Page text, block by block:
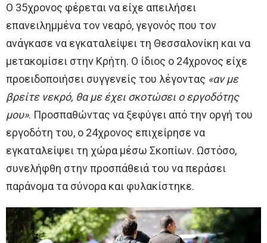
Ο 35χρονος φέρεται να είχε απειλήσει
επανειλημμένα τον νεαρό, γεγονός που τον
ανάγκασε να εγκαταλείψει τη Θεσσαλονίκη και να
μετακομίσει στην Κρήτη. Ο ίδιος ο 24χρονος είχε
προειδοποιήσει συγγενείς του λέγοντας «αν με
βρείτε νεκρό, θα με έχει σκοτώσει ο εργοδότης
μου». Προσπαθώντας να ξεφύγει από την οργή του
εργοδότη του, ο 24χρονος επιχείρησε να
εγκαταλείψει τη χώρα μέσω Σκοπίων. Ωστόσο,
συνελήφθη στην προσπάθειά του να περάσει
παράνομα τα σύνορα και φυλακίστηκε.